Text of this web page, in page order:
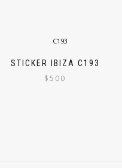
STICKER IBIZA C193
$500